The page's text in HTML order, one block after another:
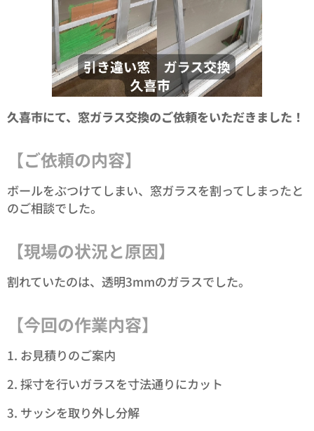
久喜市にて、窓ガラス交換のご依頼をいただきました！
【ご依頼の内容】
ボールをぶつけてしまい、窓ガラスを割ってしまったと
のご相談でした。
【現場の状況と原因】
割れていたのは、透明3mmのガラスでした。
【今回の作業内容】
1. お見積りのご案内
2. 採寸を行いガラスを寸法通りにカット
3. サッシを取り外し分解